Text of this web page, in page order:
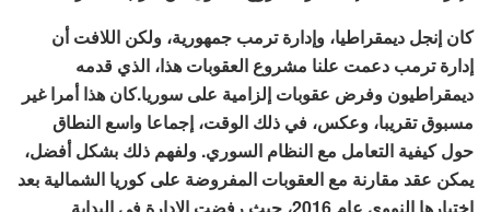
كان إنجل ديمقراطيا، وإدارة ترمب جمهورية، ولكن اللافت أن
إدارة ترمب دعمت علنا مشروع العقوبات هذا، الذي قدمه
ديمقراطيون وفرض عقوبات إلزامية على سوريا.كان هذا أمرا غير
مسبوق تقريبا، وعكس، في ذلك الوقت، إجماعا واسع النطاق
حول كيفية التعامل مع النظام السوري. ولفهم ذلك بشكل أفضل،
يمكن عقد مقارنة مع العقوبات المفروضة على كوريا الشمالية بعد
اختبارها النووي عام 2016، حيث رفضت الإدارة في البداية